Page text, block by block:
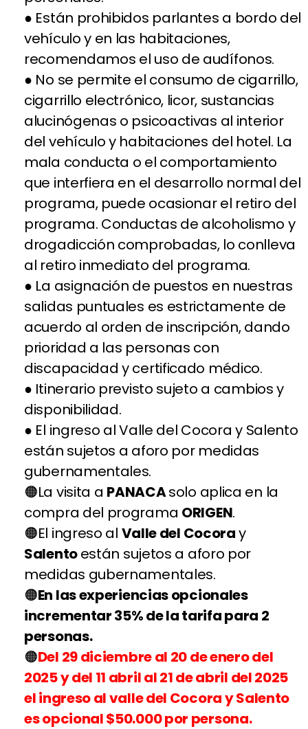
● Están prohibidos parlantes a bordo del
vehículo y en las habitaciones,
recomendamos el uso de audífonos.
● No se permite el consumo de cigarrillo,
cigarrillo electrónico, licor, sustancias
alucinógenas o psicoactivas al interior
del vehículo y habitaciones del hotel. La
mala conducta o el comportamiento
que interfiera en el desarrollo normal del
programa, puede ocasionar el retiro del
programa. Conductas de alcoholismo y
drogadicción comprobadas, lo conlleva
al retiro inmediato del programa.
● La asignación de puestos en nuestras
salidas puntuales es estrictamente de
acuerdo al orden de inscripción, dando
prioridad a las personas con
discapacidad y certificado médico.
● Itinerario previsto sujeto a cambios y
disponibilidad.
● El ingreso al Valle del Cocora y Salento
están sujetos a aforo por medidas
gubernamentales.
La visita a PANACAsolo aplica en la
compra del programa ORIGEN.
El ingreso al Valle del Cocoray
Salentoestán sujetos a aforo por
medidas gubernamentales.
En las experiencias opcionales
incrementar 35% de la tarifa para 2
personas.
Del 29 diciembreal 20 de enero del
2025 y del 11 abril al 21 de abril del 2025
el ingreso al valle del Cocora y Salento
es opcional $50.000 por persona.